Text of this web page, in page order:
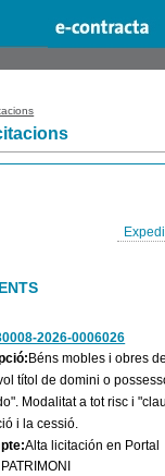
2026-0006026
Béns mobles i obres
títol de domini o
Modalitat a tot risc i
i la cessió.
Alta licitación en Portal
PATRIMONI